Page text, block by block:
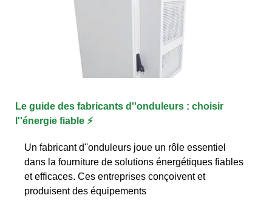
Le guide des fabricants d''onduleurs : choisir
l''énergie fiable ⚡
Un fabricant d''onduleurs joue un rôle essentiel
dans la fourniture de solutions énergétiques fiables
et efficaces. Ces entreprises conçoivent et
produisent des équipements